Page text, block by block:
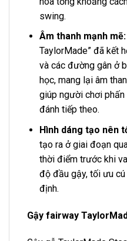
swing.
Âm thanh mạnh mẽ:
TaylorMade” đã kết
và các đường gân ở
học, mang lại âm
giúp người chơi phấn
đánh tiếp theo.
Hình dáng tạo nên
tạo ra ở giai đoạn
thời điểm trước khi
độ đầu gậy, tối ưu
định.
Gậy fairway